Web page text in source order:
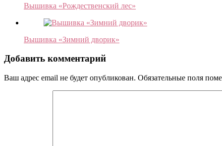
Вышивка «Рождественский лес»
Вышивка «Зимний дворик»
Добавить комментарий
Ваш адрес email не будет опубликован. Обязательные поля